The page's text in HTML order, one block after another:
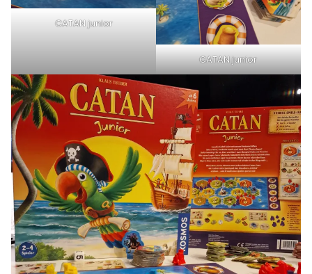
CATAN junior
CATAN junior